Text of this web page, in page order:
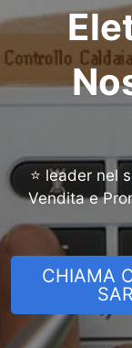
⭐ leader nel
Vendita e
CHIAMA